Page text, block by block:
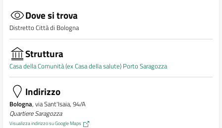
Dove si trova
Distretto Città di Bologna
Struttura
Casa della Comunità (ex Casa della salute) Porto Saragozza
Indirizzo
Bologna, via Sant'Isaia, 94/A
Quartiere Saragozza
Visualizza indirizzo su Google Maps